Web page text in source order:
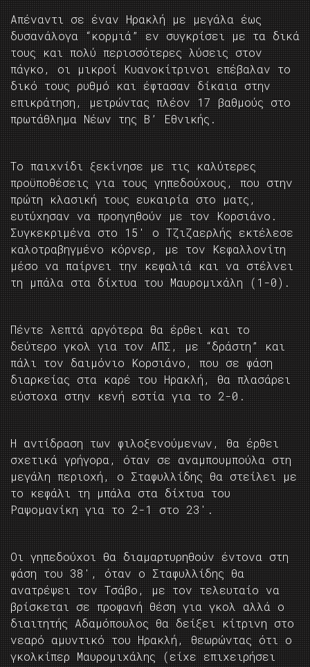
Απέναντι σε έναν Ηρακλή με μεγάλα έως
δυσανάλογα “κορμιά” εν συγκρίσει με τα δικά
τους και πολύ περισσότερες λύσεις στον
πάγκο, οι μικροί Κυανοκίτρινοι επέβαλαν το
δικό τους ρυθμό και έφτασαν δίκαια στην
επικράτηση, μετρώντας πλέον 17 βαθμούς στο
πρωτάθλημα Νέων της Β’ Εθνικής.
Το παιχνίδι ξεκίνησε με τις καλύτερες
προϋποθέσεις για τους γηπεδούχους, που στην
πρώτη κλασική τους ευκαιρία στο ματς,
ευτύχησαν να προηγηθούν με τον Κορσιάνο.
Συγκεκριμένα στο 15′ ο Τζιζαερλής εκτέλεσε
καλοτραβηγμένο κόρνερ, με τον Κεφαλλονίτη
μέσο να παίρνει την κεφαλιά και να στέλνει
τη μπάλα στα δίχτυα του Μαυρομιχάλη (1-0).
Πέντε λεπτά αργότερα θα έρθει και το
δεύτερο γκολ για τον ΑΠΣ, με “δράστη” και
πάλι τον δαιμόνιο Κορσιάνο, που σε φάση
διαρκείας στα καρέ του Ηρακλή, θα πλασάρει
εύστοχα στην κενή εστία για το 2-0.
Η αντίδραση των φιλοξενούμενων, θα έρθει
σχετικά γρήγορα, όταν σε αναμπουμπούλα στη
μεγάλη περιοχή, ο Σταφυλλίδης θα στείλει με
το κεφάλι τη μπάλα στα δίχτυα του
Ραψομανίκη για το 2-1 στο 23′.
Οι γηπεδούχοι θα διαμαρτυρηθούν έντονα στη
φάση του 38′, όταν ο Σταφυλλίδης θα
ανατρέψει τον Τσάβο, με τον τελευταίο να
βρίσκεται σε προφανή θέση για γκολ αλλά ο
διαιτητής Αδαμόπουλος θα δείξει κίτρινη στο
νεαρό αμυντικό του Ηρακλή, θεωρώντας ότι ο
γκολκίπερ Μαυρομιχάλης (είχε επιχειρήσει